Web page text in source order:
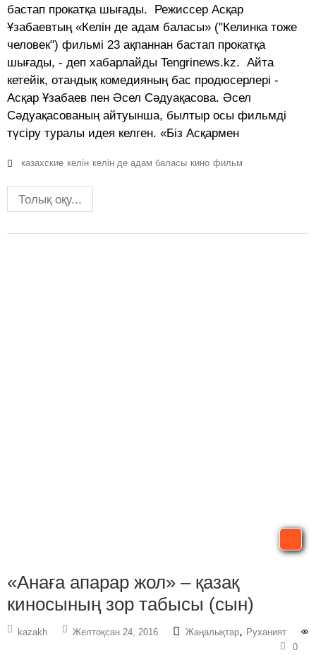
бастап прокатқа шығады. Режиссер Асқар
Ұзабаевтың «Келін де адам баласы» ("Келинка тоже
человек") фильмі 23 ақпаннан бастап прокатқа
шығады, - деп хабарлайды Tengrinews.kz. Айта
кетейік, отандық комедияның бас продюсерлері -
Асқар Ұзабаев пен Әсел Сәдуақасова. Әсел
Сәдуақасованың айтуынша, былтыр осы фильмді
түсіру туралы идея келген. «Біз Асқармен
казахские келін келін де адам баласы кино фильм
Толық оқу...
«Анаға апарар жол» – қазақ
киносының зор табысы (сын)
kazakh Желтоқсан 24, 2016 Жаңалықтар, Руханият
0